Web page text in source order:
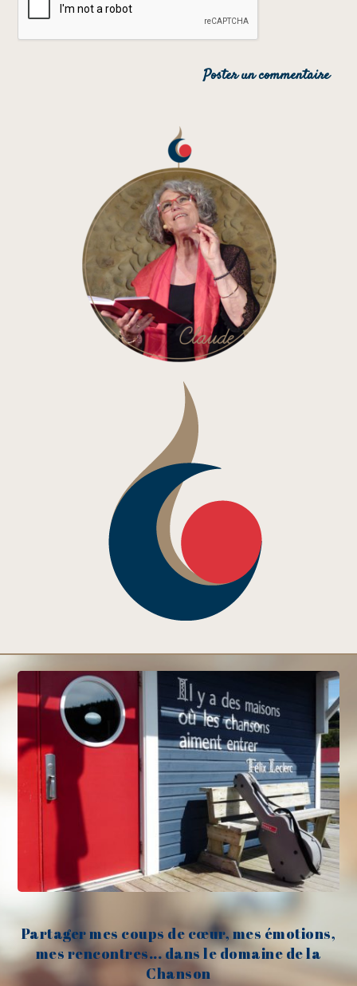
Partager mes coups de cœur, mes émotions,
mes rencontres... dans le domaine de la
Chanson